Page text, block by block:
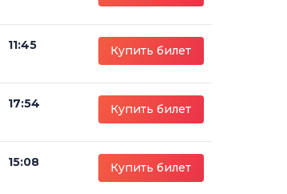
11:45 Купить билет
17:54 Купить билет
15:08 Купить билет